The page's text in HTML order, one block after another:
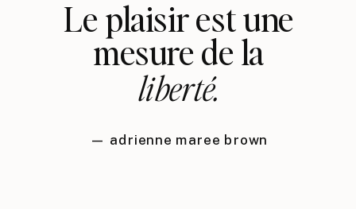
Le plaisir est une
mesure de la
liberté.
— adrienne maree brown